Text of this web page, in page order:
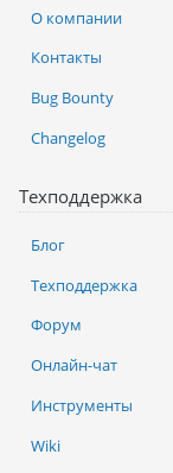
О компании
Контакты
Bug Bounty
Changelog
Техподдержка
Блог
Техподдержка
Форум
Онлайн-чат
Инструменты
Wiki